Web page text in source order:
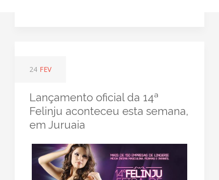
24 FEV
Lançamento oficial da 14ª
Felinju aconteceu esta semana,
em Juruaia